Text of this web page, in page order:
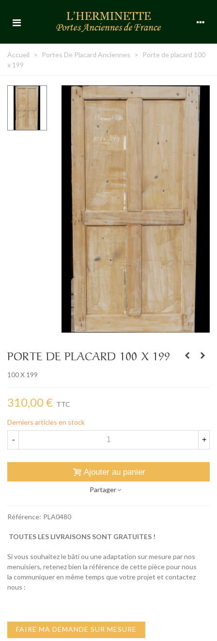
Accueil > Portes De Placard Anciennes >
Porte de placard 100
x 199
PORTE DE PLACARD 100 X 199
100 X 199
310,00 € TTC
Derniers articles en stock
- +
Ajouter au panier
Partager
Référence: PLA0480
TOUTES LES LIVRAISONS SONT GRATUITES !
Si vous souhaitez le bâti ou une adaptation sur mesure par nos
menuisiers, retenez bien la référence de cette pièce pour nous
la communiquer en même temps que votre projet et contactez
nous :
FAIRE MA DEMANDE SUR MESURE